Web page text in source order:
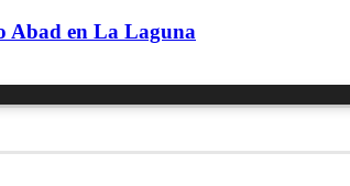
Abad en La Laguna